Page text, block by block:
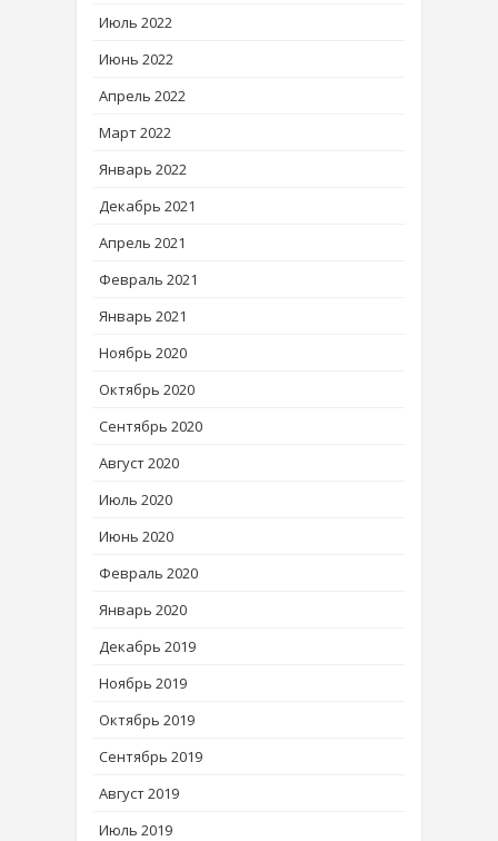
Июль 2022
Июнь 2022
Апрель 2022
Март 2022
Январь 2022
Декабрь 2021
Апрель 2021
Февраль 2021
Январь 2021
Ноябрь 2020
Октябрь 2020
Сентябрь 2020
Август 2020
Июль 2020
Июнь 2020
Февраль 2020
Январь 2020
Декабрь 2019
Ноябрь 2019
Октябрь 2019
Сентябрь 2019
Август 2019
Июль 2019